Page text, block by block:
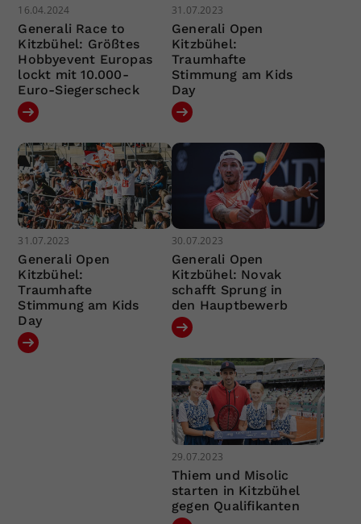
16.04.2024
Generali Race to
Kitzbühel: Größtes
Hobbyevent Europas
lockt mit 10.000-
Euro-Siegerscheck
31.07.2023
Generali Open
Kitzbühel:
Traumhafte
Stimmung am Kids
Day
31.07.2023
Generali Open
Kitzbühel:
Traumhafte
Stimmung am Kids
Day
30.07.2023
Generali Open
Kitzbühel: Novak
schafft Sprung in
den Hauptbewerb
29.07.2023
Thiem und Misolic
starten in Kitzbühel
gegen Qualifikanten